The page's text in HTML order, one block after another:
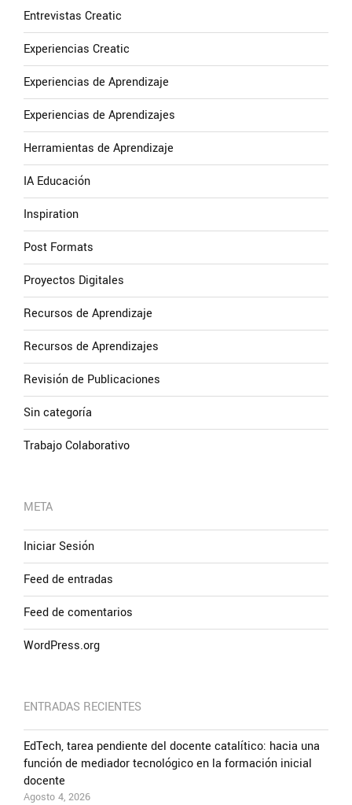
Entrevistas Creatic
Experiencias Creatic
Experiencias de Aprendizaje
Experiencias de Aprendizajes
Herramientas de Aprendizaje
IA Educación
Inspiration
Post Formats
Proyectos Digitales
Recursos de Aprendizaje
Recursos de Aprendizajes
Revisión de Publicaciones
Sin categoría
Trabajo Colaborativo
META
Iniciar Sesión
Feed de entradas
Feed de comentarios
WordPress.org
ENTRADAS RECIENTES
EdTech, tarea pendiente del docente catalítico: hacia una
función de mediador tecnológico en la formación inicial
docente
Agosto 4, 2026